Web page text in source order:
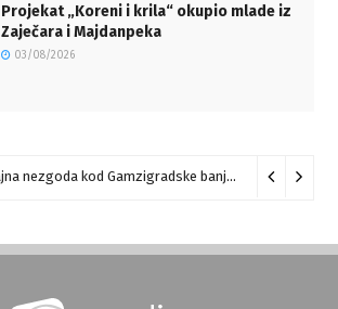
Projekat „Koreni i krila“ okupio mlade iz
Zaječara i Majdanpeka
03/08/2026
Saobraćajna nezgoda kod Gamzigradske banje 05/08/2026